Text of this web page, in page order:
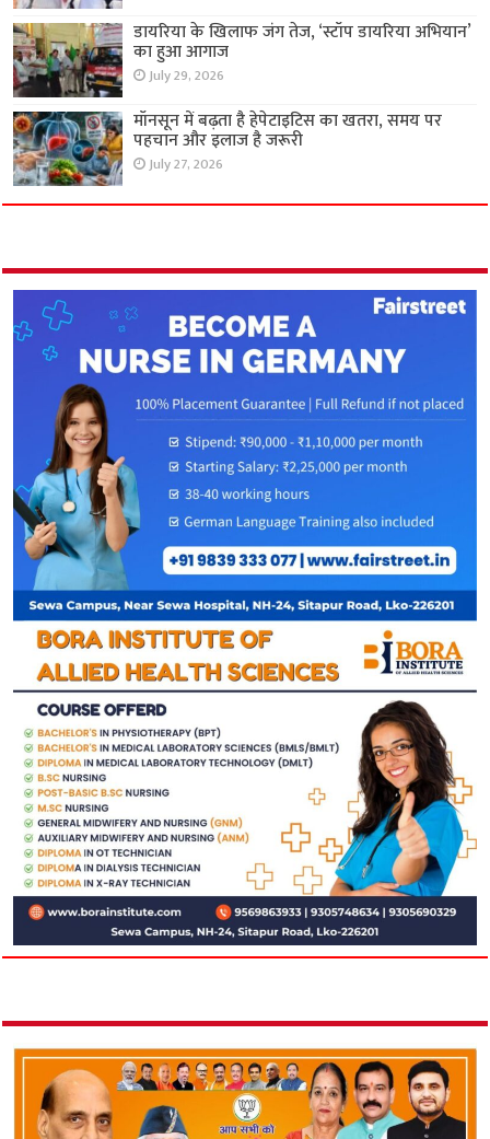
डायरिया के खिलाफ जंग तेज, ‘स्टॉप डायरिया अभियान’
का हुआ आगाज
July 29, 2026
मॉनसून में बढ़ता है हेपेटाइटिस का खतरा, समय पर
पहचान और इलाज है जरूरी
July 27, 2026